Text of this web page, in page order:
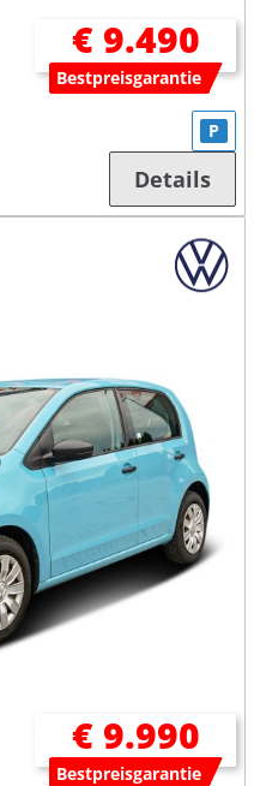
€ 9.490
Bestpreisgarantie
P
Details
€ 9.990
Bestpreisgarantie